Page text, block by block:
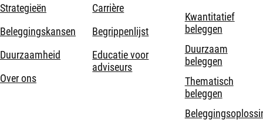
Strategieën
Beleggingskansen
Duurzaamheid
Over ons
Carrière
Begrippenlijst
Educatie voor
adviseurs
Kwantitatief
beleggen
Duurzaam
beleggen
Thematisch
beleggen